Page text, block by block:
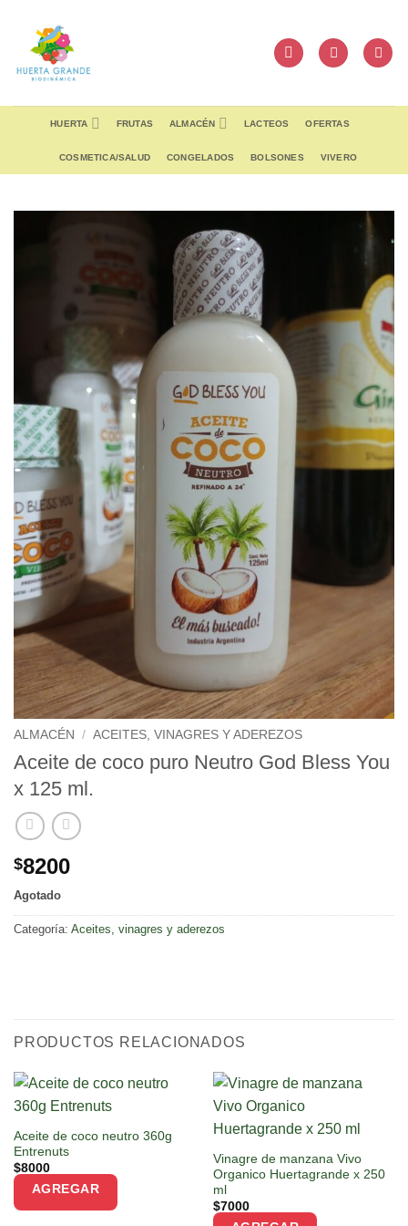
content
HUERTA FRUTAS ALMACÉN LACTEOS OFERTAS
COSMETICA/SALUD CONGELADOS BOLSONES VIVERO
ALMACÉN / ACEITES, VINAGRES Y ADEREZOS
Aceite de coco puro Neutro God Bless You
x 125 ml.
$8200
Agotado
Categoría: Aceites, vinagres y aderezos
PRODUCTOS RELACIONADOS
Aceite de coco neutro 360g
Entrenuts
$8000
AGREGAR
Vinagre de manzana Vivo
Organico Huertagrande x 250
ml
$7000